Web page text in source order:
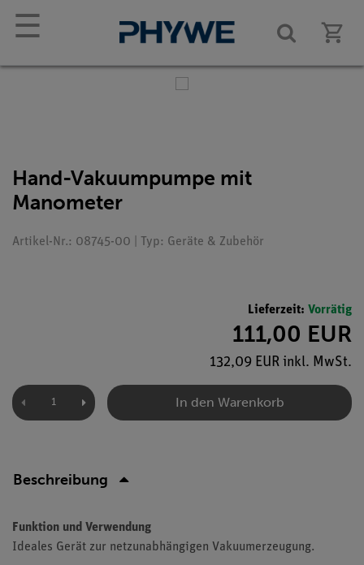
☰
Hand-Vakuumpumpe mit
Manometer
Artikel-Nr.: 08745-00 | Typ: Geräte & Zubehör
Lieferzeit: Vorrätig
111,00 EUR
132,09 EUR inkl. MwSt.
In den Warenkorb
Beschreibung
Funktion und Verwendung
Ideales Gerät zur netzunabhängigen Vakuumerzeugung.